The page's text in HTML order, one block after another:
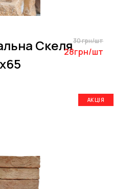
Скеля30 грн/шт
28грн/шт
АКЦІЯ